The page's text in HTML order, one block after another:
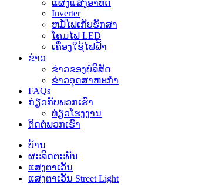
ແຜງແສງອາທິດ
Inverter
ຫມໍ້ໄຟເກັບຮັກສາ
ໂຄມໄຟ LED
ເຄື່ອງໃຊ້ໄຟຟ້າ
ຂ່າວ
ຂ່າວຂອງບໍລິສັດ
ຂ່າວອຸດສາຫະກໍາ
FAQs
ກ່ຽວ​ກັບ​ພວກ​ເຮົາ
ທ່ຽວໂຮງງານ
ຕິດ​ຕໍ່​ພວກ​ເຮົາ
ບ້ານ
ຜະລິດຕະພັນ
ແສງຕາເວັນ
ແສງຕາເວັນ Street Light